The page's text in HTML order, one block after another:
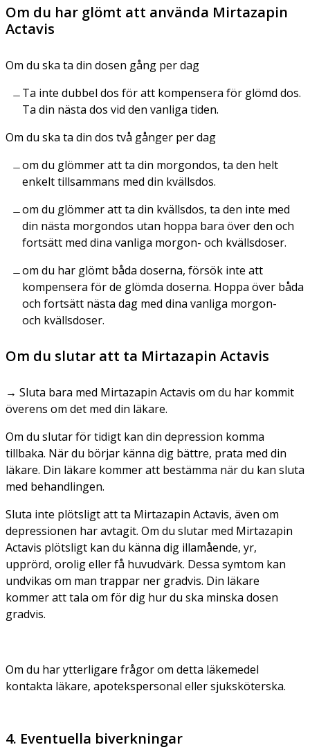
Om du har glömt att använda Mirtazapin
Actavis
Om du ska ta din dosen gång per dag
Ta inte dubbel dos för att kompensera för glömd dos.
Ta din nästa dos vid den vanliga tiden.
Om du ska ta din dos två gånger per dag
om du glömmer att ta din morgondos, ta den helt
enkelt tillsammans med din kvällsdos.
om du glömmer att ta din kvällsdos, ta den inte med
din nästa morgondos utan hoppa bara över den och
fortsätt med dina vanliga morgon- och kvällsdoser.
om du har glömt båda doserna, försök inte att
kompensera för de glömda doserna. Hoppa över båda
och fortsätt nästa dag med dina vanliga morgon-
och kvällsdoser.
Om du slutar att ta Mirtazapin Actavis
→ Sluta bara med Mirtazapin Actavis om du har kommit
överens om det med din läkare.
Om du slutar för tidigt kan din depression komma
tillbaka. När du börjar känna dig bättre, prata med din
läkare. Din läkare kommer att bestämma när du kan sluta
med behandlingen.
Sluta inte plötsligt att ta Mirtazapin Actavis, även om
depressionen har avtagit. Om du slutar med Mirtazapin
Actavis plötsligt kan du känna dig illamående, yr,
upprörd, orolig eller få huvudvärk. Dessa symtom kan
undvikas om man trappar ner gradvis. Din läkare
kommer att tala om för dig hur du ska minska dosen
gradvis.
Om du har ytterligare frågor om detta läkemedel
kontakta läkare, apotekspersonal eller sjuksköterska.
4. Eventuella biverkningar